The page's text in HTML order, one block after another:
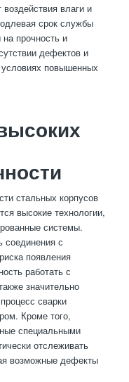
влаги и
срок службы
прочность и
дефектов и
условиях повышенных
стальных корпусов
высокие технологии,
системы.
соединения с
появления
работать с
значительно
сварки
Кроме того,
специальными
отслеживать
возможные дефекты